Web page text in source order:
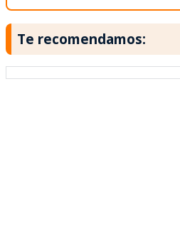
Te recomendamos: